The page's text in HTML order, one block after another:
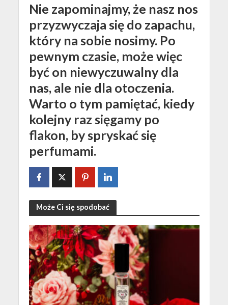
Nie zapominajmy, że nasz nos
przyzwyczaja się do zapachu,
który na sobie nosimy. Po
pewnym czasie, może więc
być on niewyczuwalny dla
nas, ale nie dla otoczenia.
Warto o tym pamiętać, kiedy
kolejny raz sięgamy po
flakon, by spryskać się
perfumami.
Może Ci się spodobać